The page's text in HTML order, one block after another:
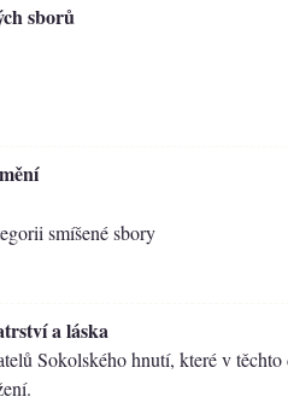
sborů
smíšené sbory
a láska
Sokolského hnutí, které v těchto